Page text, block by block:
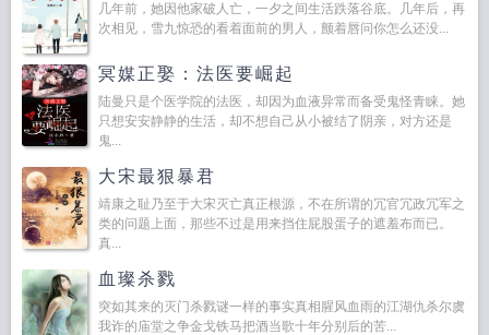
几年前，她因他家破人亡，一夕之间生活跌落谷底。几年后，再
次相见，雪九惊恐的看着面前的男人，颤着唇问你怎么还没...
冥媒正娶：法医要崛起
陆曼只是个医学院的法医，却因为血液异常而备受鬼怪青睐。她
只想安安静静的生活，却不想自己从小被结了阴亲，对方还是
鬼...
大宋最狠暴君
靖康之耻乃至于大宋灭亡真正根源，不在所谓的冗官冗政冗军之
类的问题上面，那些不过是用来挡住屁股蛋子的遮羞布而已。
真...
血璨杀戮
突如其来的灭门杀戮谜一样的事实真相腥风血雨的江湖仇杀尔虞
我诈的庙堂之争金戈铁马把酒当歌十年分别后的苦...